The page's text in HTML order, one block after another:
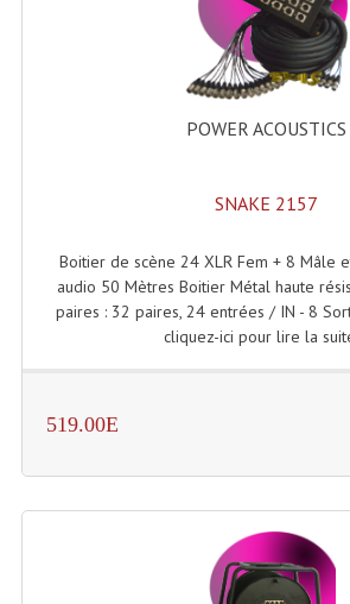
POWER ACOUSTICS
SNAKE 2157
Boitier de scène 24 XLR Fem + 8 Mâle
audio 50 Mètres Boitier Métal haute
paires : 32 paires, 24 entrées / IN - 8
cliquez-ici pour lire la
519.00E